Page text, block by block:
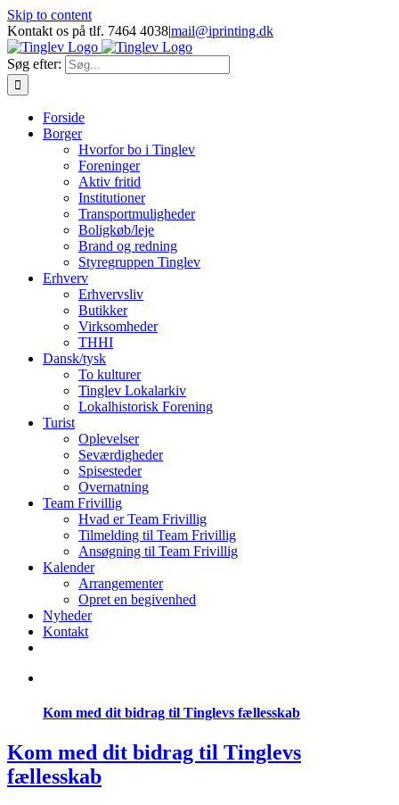
Skip to content
Kontakt os på tlf. 7464 4038|mail@iprinting.dk
Søg efter:
Forside
Borger
Hvorfor bo i Tinglev
Foreninger
Aktiv fritid
Institutioner
Transportmuligheder
Boligkøb/leje
Brand og redning
Styregruppen Tinglev
Erhverv
Erhvervsliv
Butikker
Virksomheder
THHI
Dansk/tysk
To kulturer
Tinglev Lokalarkiv
Lokalhistorisk Forening
Turist
Oplevelser
Seværdigheder
Spisesteder
Overnatning
Team Frivillig
Hvad er Team Frivillig
Tilmelding til Team Frivillig
Ansøgning til Team Frivillig
Kalender
Arrangementer
Opret en begivenhed
Nyheder
Kontakt
Kom med dit bidrag til Tinglevs fællesskab
Kom med dit bidrag til Tinglevs
fællesskab